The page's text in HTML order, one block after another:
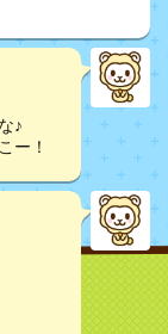
♪
ー！